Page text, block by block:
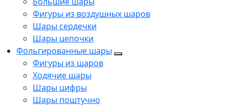
Фигуры из воздушных шаров
Шары сердечки
Шары цепочки
Фольгированные шары
Фигуры из шаров
Ходячие шары
Шары цифры
Шары поштучно